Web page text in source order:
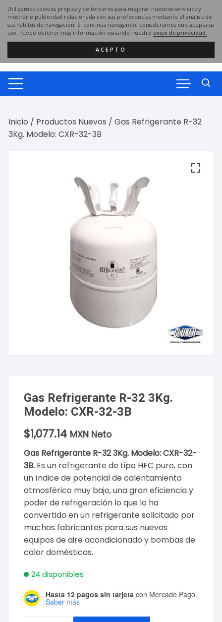
Utilizamos cookies propias y de terceros para mejorar nuestros servicios y
mostrarle publicidad relacionada con sus preferencias mediante el análisis de
sus hábitos de navegación. Si continua navegando, consideramos que acepta su
uso. Puede obtener más información visitando nuestro aviso de privacidad.
ACEPTO
Saltar
contenido
Inicio / Productos Nuevos / Gas Refrigerante R-32
3Kg. Modelo: CXR-32-3B
Gas Refrigerante R-32 3Kg.
Modelo: CXR-32-3B
$1,077.14 MXN Neto
Gas Refrigerante R-32 3Kg. Modelo: CXR-32-
3B. Es un refrigerante de tipo HFC puro, con
un índice de potencial de calentamiento
atmosférico muy bajo, una gran eficiencia y
poder de refrigeración lo que lo ha
convertido en un refrigerante solicitado por
muchos fabricantes para sus nuevos
equipos de aire acondicionado y bombas de
calor domésticas.
24 disponibles
Hasta 12 pagos sin tarjeta con Mercado Pago.
Saber más